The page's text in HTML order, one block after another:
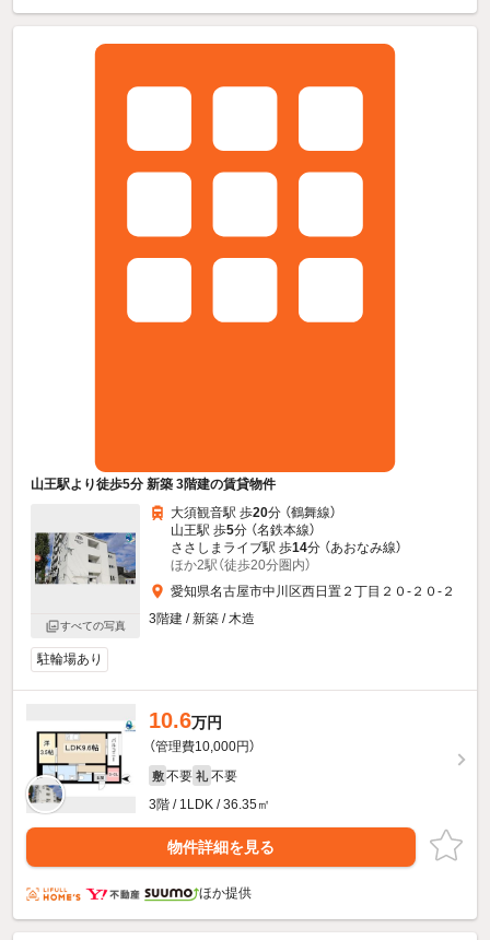
山王駅より徒歩5分 新築 3階建の賃貸物件
すべての写真
大須観音駅 歩20分 （鶴舞線）
山王駅 歩5分 （名鉄本線）
ささしまライブ駅 歩14分 （あおなみ線）
ほか2駅（徒歩20分圏内）
愛知県名古屋市中川区西日置２丁目２０-２０-２
3階建 / 新築 / 木造
駐輪場あり
10.6万円
（管理費10,000円）
敷 不要 礼 不要
3階 / 1LDK / 36.35㎡
物件詳細を見る
ほか提供